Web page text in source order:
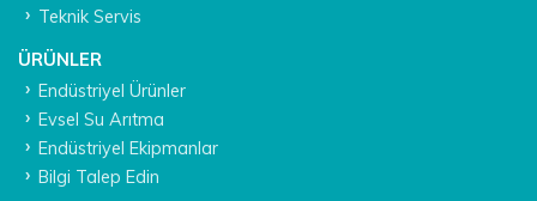
Teknik Servis
ÜRÜNLER
Endüstriyel Ürünler
Evsel Su Arıtma
Endüstriyel Ekipmanlar
Bilgi Talep Edin